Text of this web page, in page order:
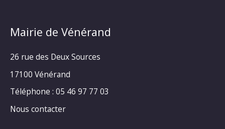
Mairie de Vénérand
26 rue des Deux Sources
17100 Vénérand
Téléphone : 05 46 97 77 03
Nous contacter